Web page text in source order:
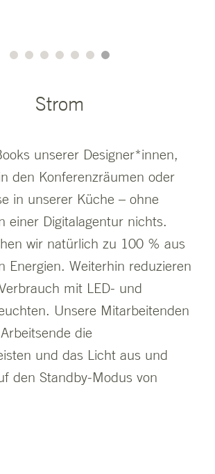
Strom
unserer Designer*innen,
den Konferenzräumen oder
in unserer Küche – ohne
einer Digitalagentur nichts.
wir natürlich zu 100 % aus
Energien. Weiterhin reduzieren
mit LED- und
Unsere Mitarbeitenden
die
und das Licht aus und
den Standby-Modus von